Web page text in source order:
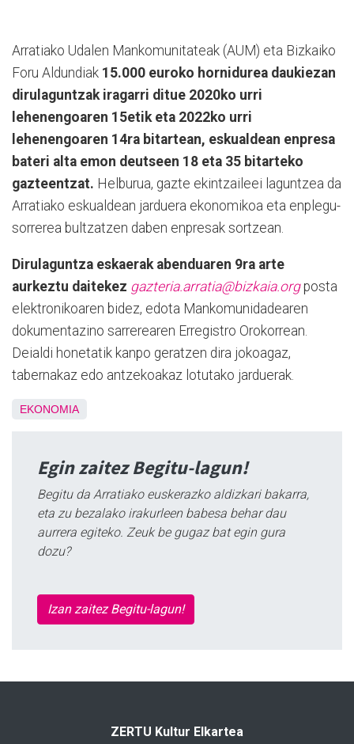
Arratiako Udalen Mankomunitateak (AUM) eta Bizkaiko
Foru Aldundiak 15.000 euroko hornidurea daukiezan
dirulaguntzak iragarri ditue 2020ko urri
lehenengoaren 15etik eta 2022ko urri
lehenengoaren 14ra bitartean, eskualdean enpresa
bateri alta emon deutseen 18 eta 35 bitarteko
gazteentzat. Helburua, gazte ekintzaileei laguntzea da
Arratiako eskualdean jarduera ekonomikoa eta enplegu-
sorrerea bultzatzen daben enpresak sortzean.
Dirulaguntza eskaerak abenduaren 9ra arte
aurkeztu daitekez gazteria.arratia@bizkaia.orgposta
elektronikoaren bidez, edota Mankomunidadearen
dokumentazino sarrerearen Erregistro Orokorrean.
Deialdi honetatik kanpo geratzen dira jokoagaz,
tabernakaz edo antzekoakaz lotutako jarduerak.
EKONOMIA
Egin zaitez Begitu-lagun!
Begitu da Arratiako euskerazko aldizkari bakarra,
eta zu bezalako irakurleen babesa behar dau
aurrera egiteko. Zeuk be gugaz bat egin gura
dozu?
Izan zaitez Begitu-lagun!
ZERTU Kultur Elkartea